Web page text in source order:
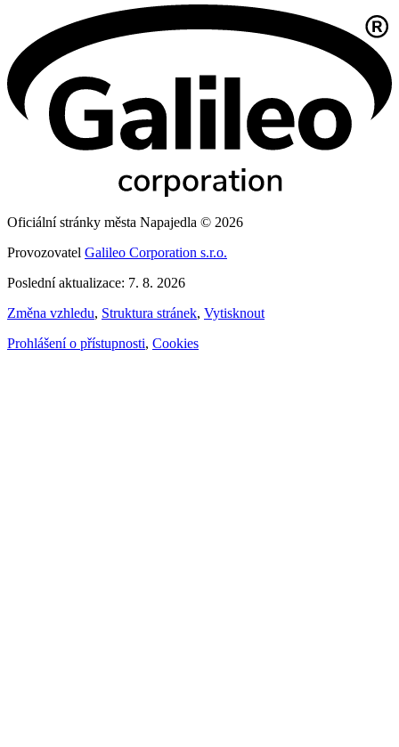
Oficiální stránky města Napajedla © 2026
Provozovatel Galileo Corporation s.r.o.
Poslední aktualizace: 7. 8. 2026
Změna vzhledu, Struktura stránek, Vytisknout
Prohlášení o přístupnosti, Cookies